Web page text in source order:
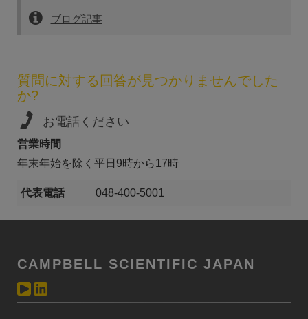
ブログ記事
質問に対する回答が見つかりませんでした
か?
お電話ください
営業時間
年末年始を除く平日9時から17時
代表電話 048-400-5001
CAMPBELL SCIENTIFIC JAPAN